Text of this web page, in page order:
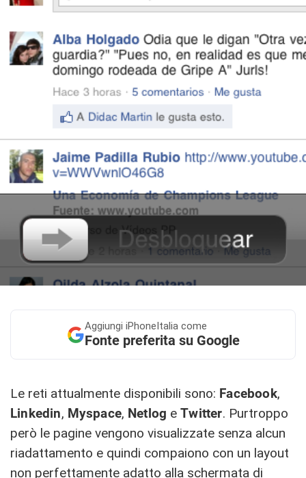
Aggiungi iPhoneItalia come
Fonte preferita su Google
Le reti attualmente disponibili sono: Facebook,
Linkedin, Myspace, Netlog eTwitter. Purtroppo
però le pagine vengono visualizzate senza alcun
riadattamento e quindi compaiono con un layout
non perfettamente adatto alla schermata di